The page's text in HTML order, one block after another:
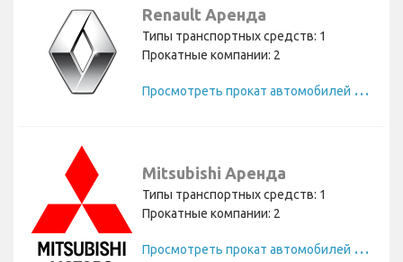
Renault Аренда
Типы транспортных средств: 1
Прокатные компании: 2
П
росмотреть прокат автомобилей Renault
Mitsubishi Аренда
Типы транспортных средств: 1
Прокатные компании: 2
П
росмотреть прокат автомобилей Mitsubishi